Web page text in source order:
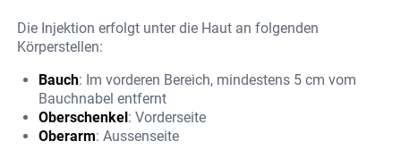
Die Injektion erfolgt unter die Haut an folgenden
Körperstellen:
Bauch: Im vorderen Bereich, mindestens 5 cm vom
Bauchnabel entfernt
Oberschenkel : Vorderseite
Oberarm: Aussenseite